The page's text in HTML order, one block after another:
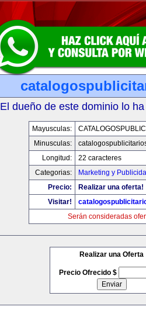
El dueño de este dominio lo
Mayusculas:
Minusculas:
Longitud:
22 caracteres
Categorias:
Marketing y
Precio:
Realizar una oferta!
Visitar!
Serán consideradas
Realizar una Oferta
Precio Ofrecido $